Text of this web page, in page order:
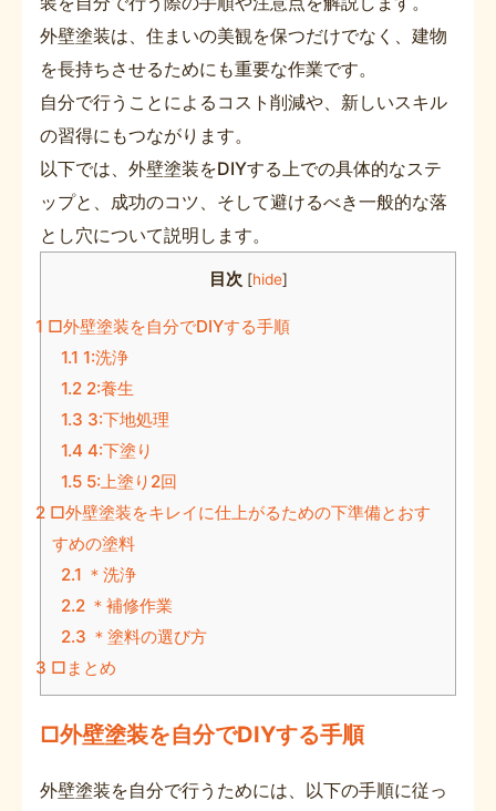
外壁塗装は、住まいの美観を保つだけでなく、建物
を長持ちさせるためにも重要な作業です。
自分で行うことによるコスト削減や、新しいスキル
の習得にもつながります。
以下では、外壁塗装をDIYする上での具体的なステ
ップと、成功のコツ、そして避けるべき一般的な落
とし穴について説明します。
目次 [hide]
1 □外壁塗装を自分でDIYする手順
1.1 1:洗浄
1.22:養生
1.3 3:下地処理
1.4 4:下塗り
1.55:上塗り2回
2□外壁塗装をキレイに仕上がるための下準備とおす
すめの塗料
2.1 ＊洗浄
2.2＊補修作業
2.3 ＊塗料の選び方
3 □まとめ
□外壁塗装を自分でDIYする手順
外壁塗装を自分で行うためには、以下の手順に従っ